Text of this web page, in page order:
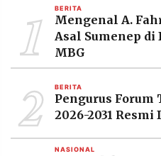
PRAMUDITA
Resolusi.co
-
2026
PT.
RESOLUSI
1 BERITA
Mengenal A.
Asal Sumenep
MBG
2 BERITA
Pengurus Forum
2026-2031
NASIONAL